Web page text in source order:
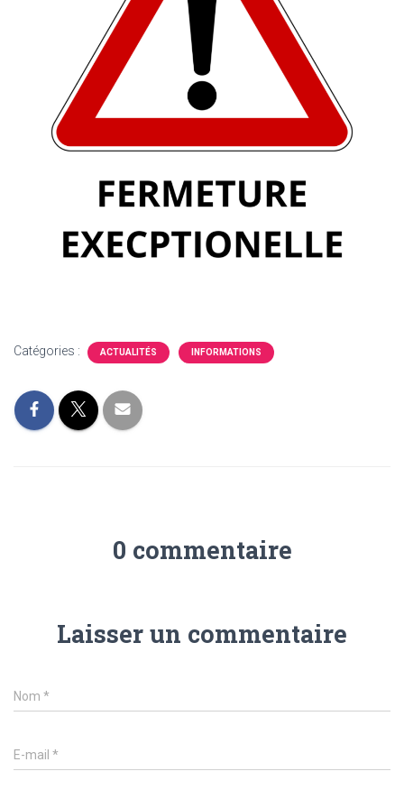
Catégories : ACTUALITÉS INFORMATIONS
0 commentaire
Laisser un commentaire
Nom *
E-mail *